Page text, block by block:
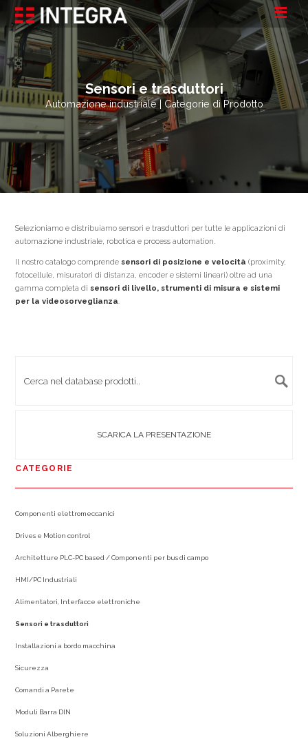
Sensori e trasduttori
Automazione industriale | Categorie di Prodotto
Selezioniamo e distribuiamo sensori e trasduttori per tutte le applicazioni di
automazione industriale, robotica e process automation.
Il nostro catalogo comprendesensori di posizione e velocità (proximity,
fotocellule, misuratori di distanza, encoder e sistemi lineari) oltre ad una
gamma completa disensori di livello, strumenti di misura e sistemi
per la videosorveglianza.
SCARICA LA PRESENTAZIONE
CATEGORIE
Componenti elettromeccanici
Drives e Motion control
Architetture PLC-PC based / Componenti per bus di campo
HMI/PC Industriali
Alimentatori, Interfacce elettroniche
Sensori e trasduttori
Installazioni a bordo macchina
Sicurezza
Comandi a Parete
Moduli Barra DIN
Soluzioni Alberghiere